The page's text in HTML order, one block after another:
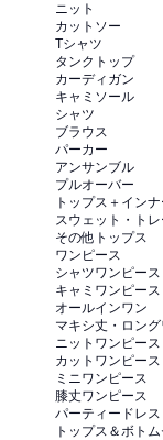
ニット
カットソー
Tシャツ
タンクトップ
カーディガン
キャミソール
シャツ
ブラウス
パーカー
アンサンブル
プルオーバー
トップス＋イン
スウェット・ト
その他トップス
ワンピース
シャツワンピース
キャミワンピース
オールインワン
マキシ丈・ロン
ニットワンピース
カットワンピース
ミニワンピース
膝丈ワンピース
パーティードレス
トップス＆ボトム